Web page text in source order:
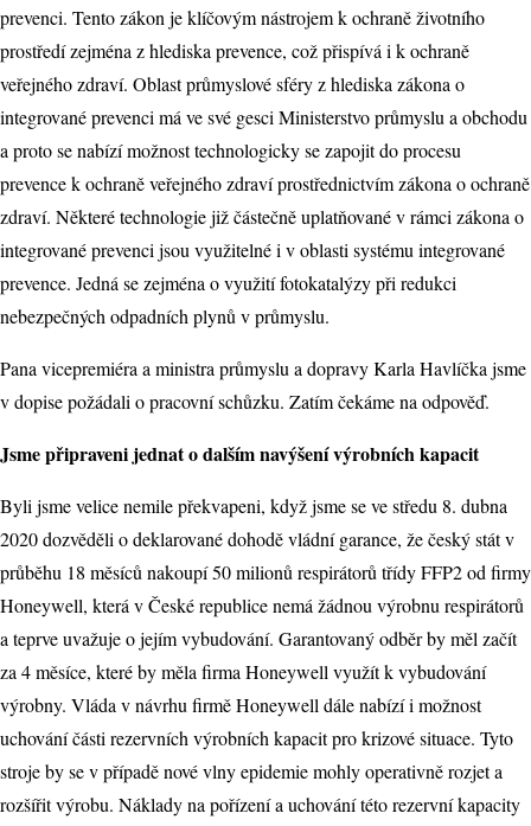
prevenci. Tento zákon je klíčovým nástrojem k ochraně životního
prostředí zejména z hlediska prevence, což přispívá i k ochraně
veřejného zdraví. Oblast průmyslové sféry z hlediska zákona o
integrované prevenci má ve své gesci Ministerstvo průmyslu a obchodu
a proto se nabízí možnost technologicky se zapojit do procesu
prevence k ochraně veřejného zdraví prostřednictvím zákona o ochraně
zdraví. Některé technologie již částečně uplatňované v rámci zákona o
integrované prevenci jsou využitelné i v oblasti systému integrované
prevence. Jedná se zejména o využití fotokatalýzy při redukci
nebezpečných odpadních plynů v průmyslu.
Pana vicepremiéra a ministra průmyslu a dopravy Karla Havlíčka jsme
v dopise požádali o pracovní schůzku. Zatím čekáme na odpověď.
Jsme připraveni jednat o dalším navýšení výrobních kapacit
Byli jsme velice nemile překvapeni, když jsme se ve středu 8. dubna
2020 dozvěděli o deklarované dohodě vládní garance, že český stát v
průběhu 18 měsíců nakoupí 50 milionů respirátorů třídy FFP2 od firmy
Honeywell, která v České republice nemá žádnou výrobnu respirátorů
a teprve uvažuje o jejím vybudování. Garantovaný odběr by měl začít
za 4 měsíce, které by měla firma Honeywell využít k vybudování
výrobny. Vláda v návrhu firmě Honeywell dále nabízí i možnost
uchování části rezervních výrobních kapacit pro krizové situace. Tyto
stroje by se v případě nové vlny epidemie mohly operativně rozjet a
rozšířit výrobu. Náklady na pořízení a uchování této rezervní kapacity